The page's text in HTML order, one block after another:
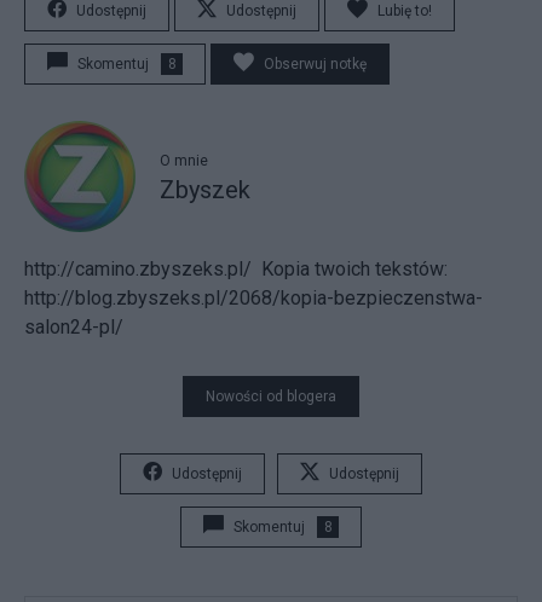
Udostępnij Udostępnij Lubię to!
Skomentuj 8 Obserwuj notkę
O mnie
Zbyszek
http://camino.zbyszeks.pl/ Kopia twoich tekstów:
http://blog.zbyszeks.pl/2068/kopia-bezpieczenstwa-
salon24-pl/
Nowości od blogera
Udostępnij Udostępnij
Skomentuj 8